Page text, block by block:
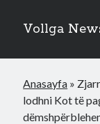
Vollga
Anasayfa »
lodhni Kot të